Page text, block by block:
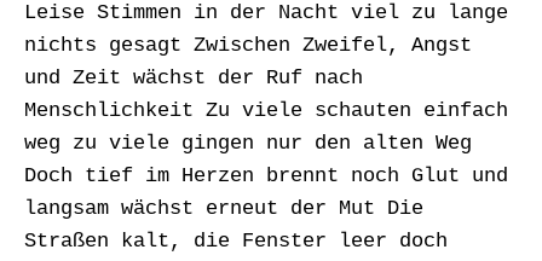
Leise Stimmen in der Nacht viel zu lange
nichts gesagt Zwischen Zweifel, Angst
und Zeit wächst der Ruf nach
Menschlichkeit Zu viele schauten einfach
weg zu viele gingen nur den alten Weg
Doch tief im Herzen brennt noch Glut und
langsam wächst erneut der Mut Die
Straßen kalt, die Fenster leer doch